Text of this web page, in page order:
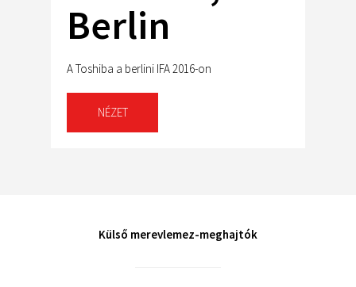
Berlin
A Toshiba a berlini IFA 2016-on
NÉZET
Külső merevlemez-meghajtók